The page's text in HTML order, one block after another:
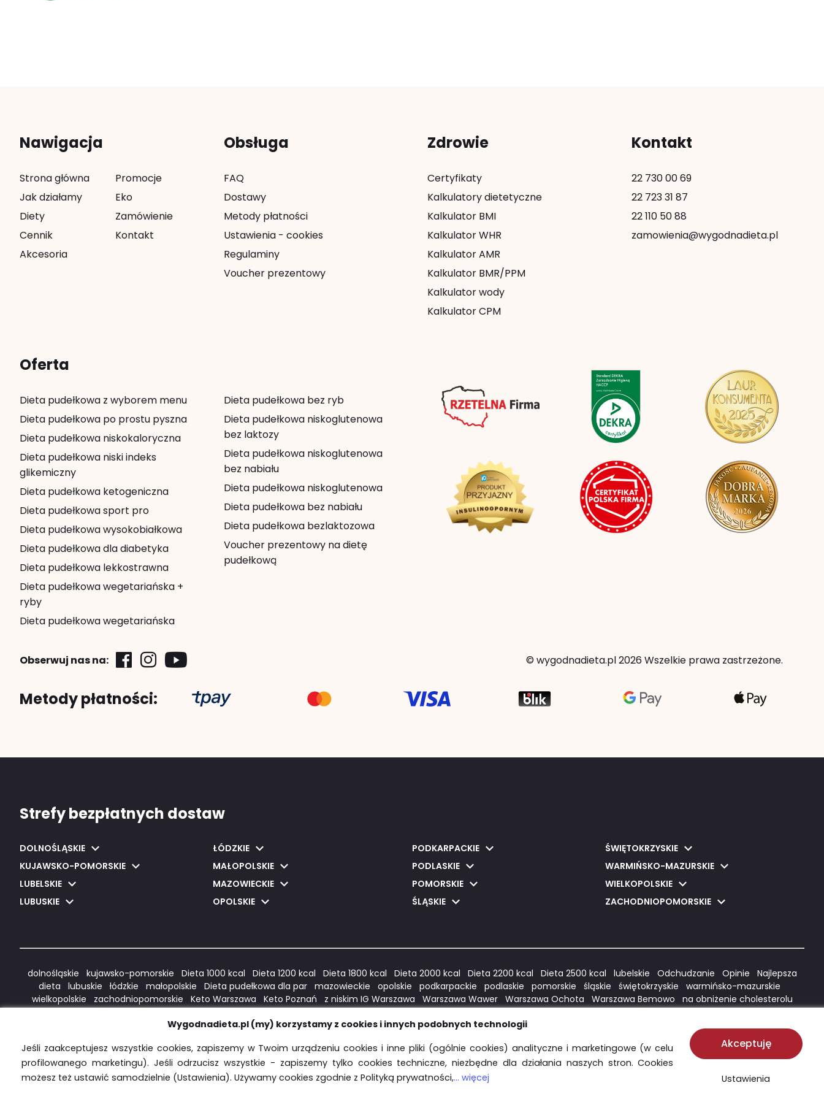
Nawigacja
Strona główna
Jak działamy
Diety
Cennik
Akcesoria
Promocje
Eko
Zamówienie
Kontakt
Obsługa
FAQ
Dostawy
Metody płatności
Ustawienia - cookies
Regulaminy
Voucher prezentowy
Zdrowie
Certyfikaty
Kalkulatory dietetyczne
Kalkulator BMI
Kalkulator WHR
Kalkulator AMR
Kalkulator BMR/PPM
Kalkulator wody
Kalkulator CPM
Kontakt
22 730 00 69
22 723 31 87
22 110 50 88
zamowienia@wygodnadieta.pl
Oferta
Dieta pudełkowa z wyborem menu
Dieta pudełkowa po prostu pyszna
Dieta pudełkowa niskokaloryczna
Dieta pudełkowa niski indeks
glikemiczny
Dieta pudełkowa ketogeniczna
Dieta pudełkowa sport pro
Dieta pudełkowa wysokobiałkowa
Dieta pudełkowa dla diabetyka
Dieta pudełkowa lekkostrawna
Dieta pudełkowa wegetariańska +
ryby
Dieta pudełkowa wegetariańska
Dieta pudełkowa bez ryb
Dieta pudełkowa niskoglutenowa
bez laktozy
Dieta pudełkowa niskoglutenowa
bez nabiału
Dieta pudełkowa niskoglutenowa
Dieta pudełkowa bez nabiału
Dieta pudełkowa bezlaktozowa
Voucher prezentowy na dietę
pudełkową
Obserwuj nas na: © wygodnadieta.pl 2026 Wszelkie prawa zastrzeżone.
Metody płatności:
Strefy bezpłatnych dostaw
DOLNOŚLĄSKIE
KUJAWSKO-POMORSKIE
LUBELSKIE
LUBUSKIE
ŁÓDZKIE
MAŁOPOLSKIE
MAZOWIECKIE
OPOLSKIE
PODKARPACKIE
PODLASKIE
POMORSKIE
ŚLĄSKIE
ŚWIĘTOKRZYSKIE
WARMIŃSKO-MAZURSKIE
WIELKOPOLSKIE
ZACHODNIOPOMORSKIE
dolnośląskie kujawsko-pomorskie Dieta 1000 kcal Dieta 1200 kcal Dieta 1800 kcal Dieta 2000 kcal Dieta 2200 kcal Dieta 2500 kcal lubelskie Odchudzanie Opinie
Najlepsza
dieta
lubuskie łódzkie małopolskie Dieta pudełkowa dla par mazowieckie opolskie podkarpackie podlaskie pomorskie śląskie świętokrzyskie
warmińsko-mazurskie
wielkopolskie
zachodniopomorskie Keto Warszawa Keto Poznań z niskim IG Warszawa Warszawa Wawer Warszawa Ochota Warszawa Bemowo
na obniżenie cholesterolu
bezglutenowy Kraków 1500 kcal Warszawa Warszawa Wola Warszawa Wesoła Warszawa Ursynów
Hashimoto Poznań
Hashimoto
Warszawa Dieta Bezglutenowa Dieta Bez glutenu i laktozy Dieta Bez glutenu i laktozy Nawyki żywieniowe Polaków
Wygodnadieta.pl (my) korzystamy z cookies i innych podobnych technologii
Jeśli zaakceptujesz wszystkie cookies, zapiszemy w Twoim urządzeniu cookies i inne pliki (ogólnie cookies) analityczne i marketingowe (w celu
profilowanego marketingu). Jeśli odrzucisz wszystkie - zapiszemy tylko cookies techniczne, niezbędne dla działania naszych stron. Cookies
możesz też ustawić samodzielnie (Ustawienia). Używamy cookies zgodnie z Polityką prywatności,... więcej Ustawienia
Akceptuję